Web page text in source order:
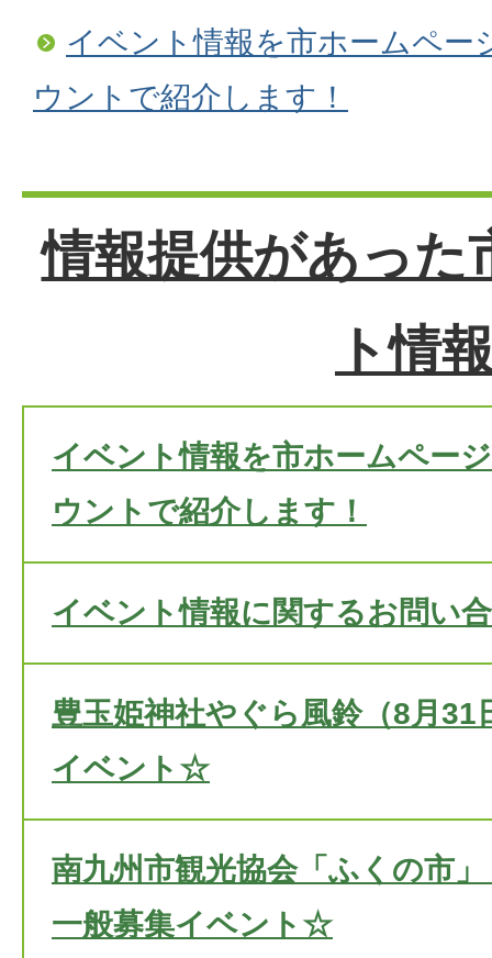
イベント情報を市ホームペー
ウントで紹介します！
情報提供があった
ト情
イベント情報を市ホームペー
ウントで紹介します！
イベント情報に関するお問い
豊玉姫神社やぐら風鈴（8月
イベント☆
南九州市観光協会「ふくの市
一般募集イベント☆